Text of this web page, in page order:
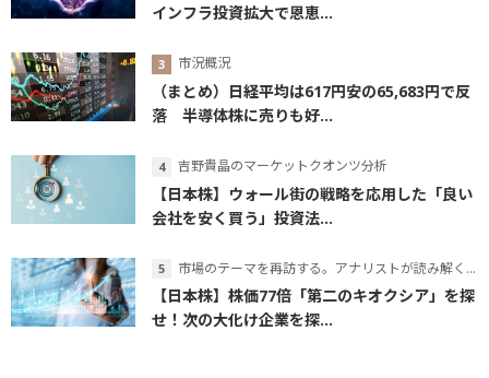
インフラ投資拡大で恩恵...
市況概況
（まとめ）日経平均は617円安の65,683円で反
落 半導体株に売りも好...
吉野貴晶のマーケットクオンツ分析
【日本株】ウォール街の戦略を応用した「良い
会社を安く買う」投資法...
市場のテーマを再訪する。アナリストが読み解くテーマの本質
【日本株】株価77倍「第二のキオクシア」を探
せ！次の大化け企業を探...